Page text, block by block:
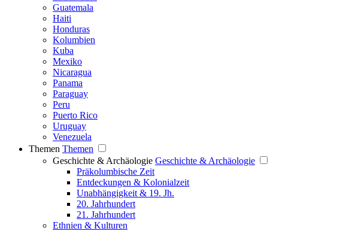
Guatemala
Haiti
Honduras
Kolumbien
Kuba
Mexiko
Nicaragua
Panama
Paraguay
Peru
Puerto Rico
Uruguay
Venezuela
Themen Themen
Geschichte & Archäologie Geschichte & Archäologie
Präkolumbische Zeit
Entdeckungen & Kolonialzeit
Unabhängigkeit & 19. Jh.
20. Jahrhundert
21. Jahrhundert
Ethnien & Kulturen